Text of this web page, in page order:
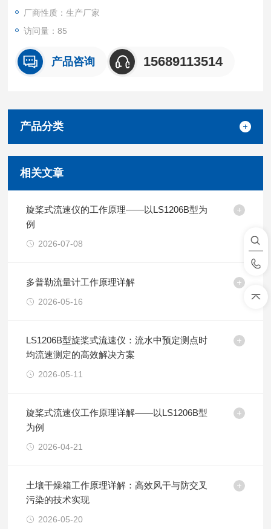
厂商性质：生产厂家
访问量：85
产品咨询 15689113514
产品分类
相关文章
旋桨式流速仪的工作原理——以LS1206B型为
例
2026-07-08
多普勒流量计工作原理详解
2026-05-16
LS1206B型旋桨式流速仪：流水中预定测点时
均流速测定的高效解决方案
2026-05-11
旋桨式流速仪工作原理详解——以LS1206B型
为例
2026-04-21
土壤干燥箱工作原理详解：高效风干与防交叉
污染的技术实现
2026-05-20